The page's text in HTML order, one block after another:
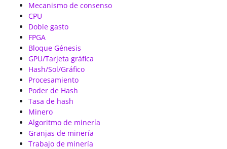
Mecanismo de consenso
CPU
Doble gasto
FPGA
Bloque Génesis
GPU/Tarjeta gráfica
Hash/Sol/Gráfico
Procesamiento
Poder de Hash
Tasa de hash
Minero
Algoritmo de minería
Granjas de minería
Trabajo de minería